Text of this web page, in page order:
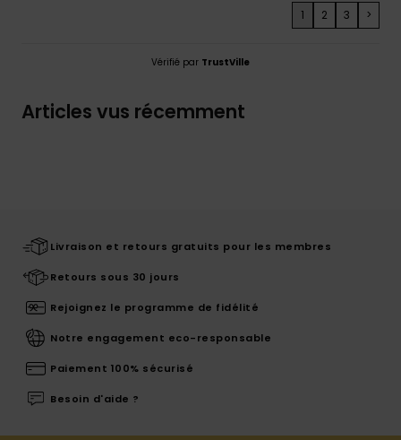
1 2 3 >
Vérifié par TrustVille
Articles vus récemment
Livraison et retours gratuits pour les membres
Retours sous 30 jours
Rejoignez le programme de fidélité
Notre engagement eco-responsable
Paiement 100% sécurisé
Besoin d'aide ?